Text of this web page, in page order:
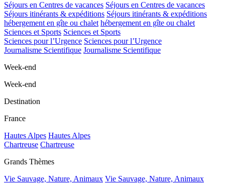
Séjours en Centres de vacances Séjours en Centres de vacances
Séjours itinérants & expéditions Séjours itinérants & expéditions
hébergement en gîte ou chalet hébergement en gîte ou chalet
Sciences et Sports Sciences et Sports
Sciences pour l’Urgence Sciences pour l’Urgence
Journalisme Scientifique Journalisme Scientifique
Week-end
Week-end
Destination
France
Hautes Alpes Hautes Alpes
Chartreuse Chartreuse
Grands Thèmes
Vie Sauvage, Nature, Animaux Vie Sauvage, Nature, Animaux